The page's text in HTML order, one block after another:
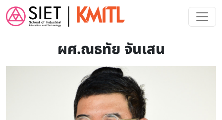
Skip to main content
ผศ.ณธทัย จันเสน